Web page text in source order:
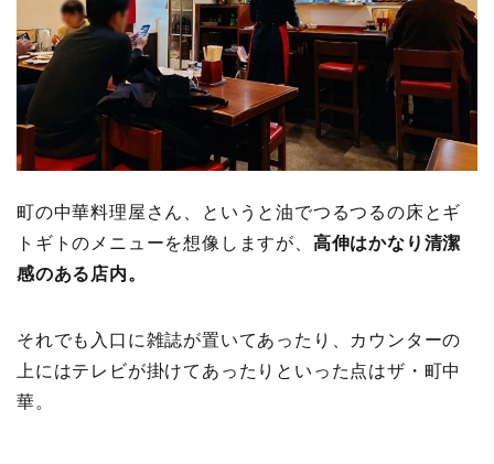
町の中華料理屋さん、というと油でつるつるの床とギ
トギトのメニューを想像しますが、 高伸はかなり清潔
感のある店内。
それでも入口に雑誌が置いてあったり、カウンターの
上にはテレビが掛けてあったりといった点はザ・町中
華。